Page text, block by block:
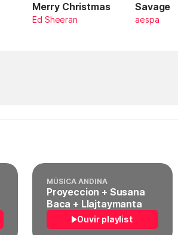
Merry Christmas
Ed Sheeran
Savage
aespa
MÚSICA ANDINA
Proyeccion + Susana
Baca + Llajtaymanta
Ouvir playlist